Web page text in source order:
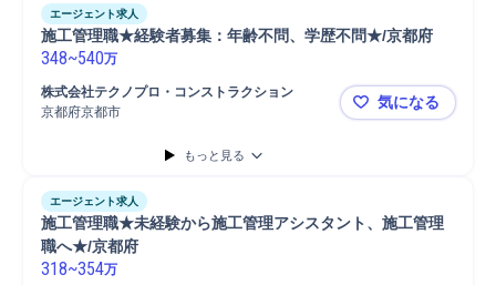
エージェント求人
施工管理職★経験者募集：年齢不問、学歴不問★/京都府
348~540万
株式会社テクノプロ・コンストラクション
京都府京都市
施工管理職
気になる
もっと見る
エージェント求人
施工管理職★未経験から施工管理アシスタント、施工管理
職へ★/京都府
318~354万